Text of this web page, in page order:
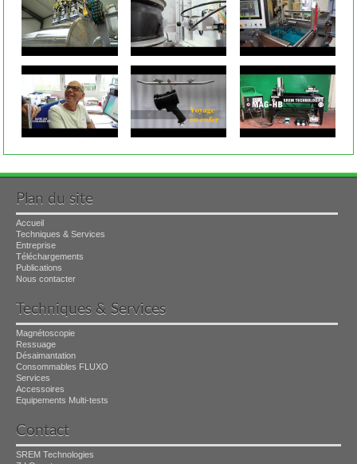
Plan du site
Accueil
Techniques & Services
Entreprise
Téléchargements
Publications
Nous contacter
Techniques & Services
Magnétoscopie
Ressuage
Désaimantation
Consommables FLUXO
Services
Accessoires
Equipements Multi-tests
Contact
SREM Technologies